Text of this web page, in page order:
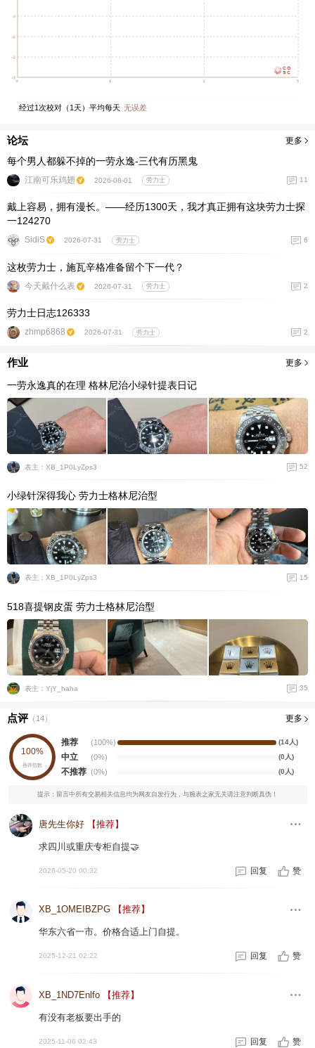
经过1次校对（1 天）平均每天 无误差
论坛 更多
每个男人都躲不掉的一劳永逸-三代有历黑鬼
江南可乐鸡翅 2026-08-01 劳力士 11
戴上容易，拥有漫长。——经历1300天，我才真正拥有这块劳力士探
一124270
SidiS 2026-07-31 劳力士 6
这枚劳力士，施瓦辛格准备留个下一代？
今天戴什么表 2026-07-31 劳力士 2
劳力士日志126333
zhmp6868 2026-07-31 劳力士 2
作业 更多
一劳永逸真的在理 格林尼治小绿针提表日记
表主：XB_1P0LyZps3 52
小绿针深得我心 劳力士格林尼治型
表主：XB_1P0LyZps3 15
518喜提钢皮蛋 劳力士格林尼治型
表主：YjY_haha 35
点评（ 14） 更多
100%
推荐指数
推荐 (100%) (14人)
中立 (0%) (0人)
不推荐 (0%) (0人)
提示：留言中所有交易相关信息均为网友自发行为，与腕表之家无关请注意判断真伪！
唐先生你好 【推荐】
求四川或重庆专柜自提🤝
2026-05-20 00:32 回复 赞
XB_1OMEIBZPG 【推荐】
华东六省一市。价格合适上门自提。
2025-12-21 02:22 回复 赞
XB_1ND7Enlfo 【推荐】
有没有老板要出手的
2025-11-06 02:43 回复 赞